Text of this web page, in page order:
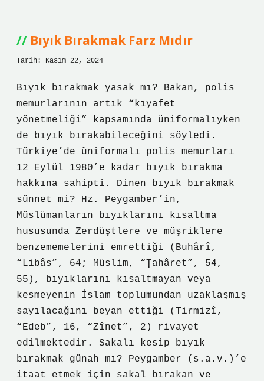
Bıyık Bırakmak Farz Mıdır
Tarih: Kasım 22, 2024
Bıyık bırakmak yasak mı? Bakan, polis
memurlarının artık “kıyafet
yönetmeliği” kapsamında üniformalıyken
de bıyık bırakabileceğini söyledi.
Türkiye’de üniformalı polis memurları
12 Eylül 1980’e kadar bıyık bırakma
hakkına sahipti. Dinen bıyık bırakmak
sünnet mi? Hz. Peygamber’in,
Müslümanların bıyıklarını kısaltma
hususunda Zerdüştlere ve müşriklere
benzememelerini emrettiği (Buhârî,
“Libâs”, 64; Müslim, “Ṭahâret”, 54,
55), bıyıklarını kısaltmayan veya
kesmeyenin İslam toplumundan uzaklaşmış
sayılacağını beyan ettiği (Tirmizî,
“Edeb”, 16, “Zînet”, 2) rivayet
edilmektedir. Sakalı kesip bıyık
bırakmak günah mı? Peygamber (s.a.v.)’e
itaat etmek için sakal bırakan ve